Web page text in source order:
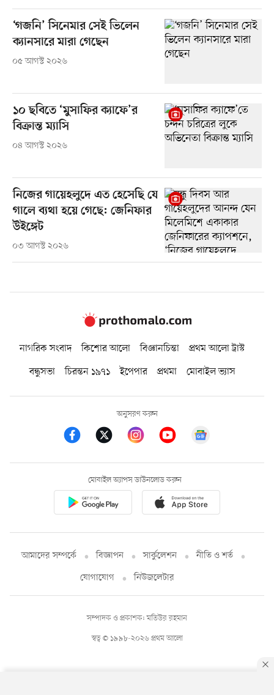
‘গজনি’ সিনেমার সেই ভিলেন
ক্যানসারে মারা গেছেন
০৫ আগস্ট ২০২৬
১০ ছবিতে ‘মুসাফির ক্যাফে’র
বিক্রান্ত ম্যাসি
০৪ আগস্ট ২০২৬
নিজের গায়েহলুদে এত হেসেছি যে
গালে ব্যথা হয়ে গেছে: জেনিফার
উইঙ্গেট
০৩ আগস্ট ২০২৬
নাগরিক সংবাদ কিশোর আলো বিজ্ঞানচিন্তা
প্রথম আলো ট্রাস্ট
বন্ধুসভা
চিরন্তন ১৯৭১ ইপেপার প্রথমা মোবাইল ভ্যাস
অনুসরণ করুন
মোবাইল অ্যাপস ডাউনলোড করুন
আমাদের সম্পর্কে বিজ্ঞাপন সার্কুলেশন
নীতি ও শর্ত
যোগাযোগ
নিউজলেটার
স্বত্ব © ১৯৯৮-২০২৬ প্রথম আলো
সম্পাদক ও প্রকাশক: মতিউর রহমান